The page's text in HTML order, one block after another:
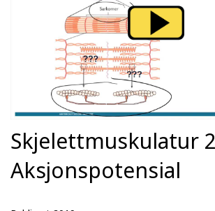
Skjelettmuskulatur
Aksjonspotensial